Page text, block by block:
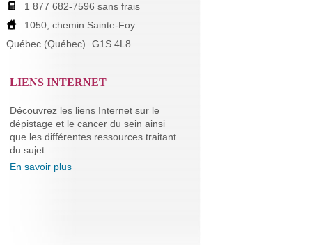
1 877 682-7596 sans frais
1050, chemin Sainte-Foy
Québec (Québec)
G1S 4L8
LIENS INTERNET
Découvrez les liens Internet sur le
dépistage et le cancer du sein ainsi
que les différentes ressources traitant
du sujet.
En savoir plus